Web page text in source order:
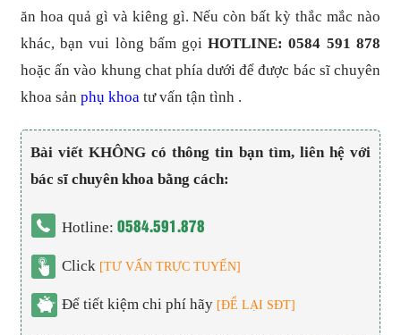
ăn hoa quả gì và kiêng gì. Nếu còn bất kỳ thắc mắc nào
khác, bạn vui lòng bấm gọiHOTLINE: 0584 591 878
hoặc ấn vào khung chat phía dưới để được bác sĩ chuyên
khoa sảnphụ khoa tư vấn tận tình .
Bài viết KHÔNG có thông tin bạn tìm, liên hệ với
bác sĩ chuyên khoa bằng cách:
Hotline:0584.591.878
Click [TƯ VẤN TRỰC TUYẾN]
Để tiết kiệm chi phí hãy [ĐỂ LẠI SĐT]